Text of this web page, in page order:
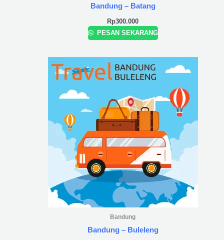
Bandung – Batang
Rp300.000
PESAN SEKARANG
Bandung
Bandung – Buleleng